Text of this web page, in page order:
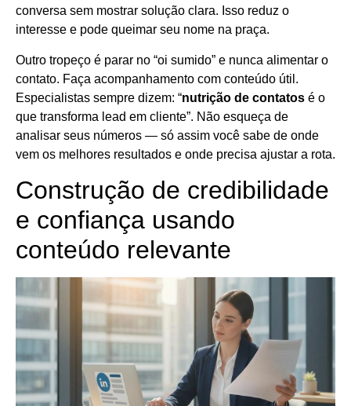
conversa sem mostrar solução clara. Isso reduz o
interesse e pode queimar seu nome na praça.
Outro tropeço é parar no “oi sumido” e nunca alimentar o
contato. Faça acompanhamento com conteúdo útil.
Especialistas sempre dizem: “nutrição de contatos é o
que transforma lead em cliente”. Não esqueça de
analisar seus números — só assim você sabe de onde
vem os melhores resultados e onde precisa ajustar a rota.
Construção de credibilidade
e confiança usando
conteúdo relevante